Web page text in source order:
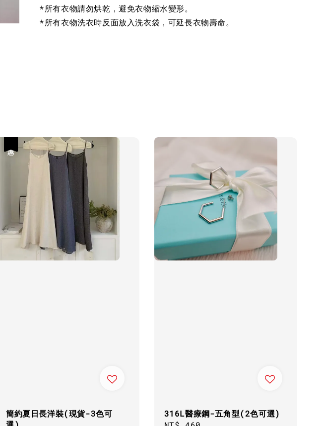
*所有衣物請勿烘乾，避免衣物縮水變形。
*所有衣物洗衣時反面放入洗衣袋，可延長衣物壽命。
簡約夏日長洋裝(現貨-3色可
316L醫療鋼-五角型(2色可選)